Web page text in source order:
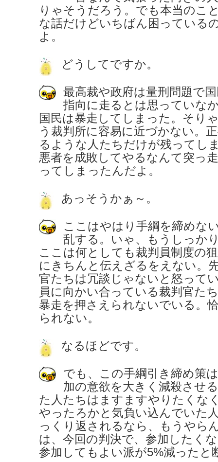
りゃそうだろう。でも本当のこ
な話だけどいちばん困っている
よ。
どうしてですか。
最高裁や政府は量刑問題で
指向に走るとは思っていな
国民は暴走してしまった。そり
う裁判所に容易に近づかない。
るような人たちだけが残ってし
悪者を成敗してやるなんて突っ
ってしまったんだよ。
あっそうかぁ～。
ここはやはり手綱を締めな
乱する。いゃ、もうしっか
ここは何としても裁判員制度の
にきちんと伝えざるをえない。
官たちは冗談じゃないと怒って
員に向かい合っている裁判官た
暴走を押さえられないでいる。
られない。
なるほどです。
でも、この手綱引き締め策
加の意欲を大きく減殺させ
た人たちはますますやりたくな
やったろかと気負い込んでいた
っくり返されるなら、もうやら
は、今回の判決で、参加したく
参加してもよい派が5%減ったと